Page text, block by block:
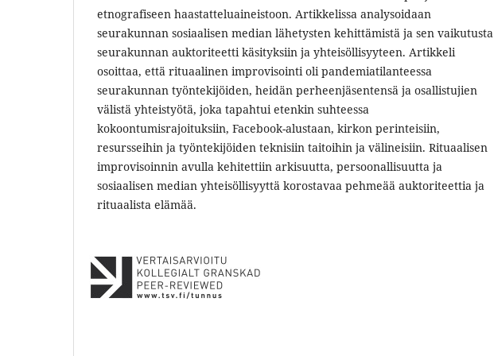
etnografiseen haastatteluaineistoon. Artikkelissa analysoidaan
seurakunnan sosiaalisen median lähetysten kehittämistä ja sen vaikutusta
seurakunnan auktoriteetti käsityksiin ja yhteisöllisyyteen. Artikkeli
osoittaa, että rituaalinen improvisointi oli pandemiatilanteessa
seurakunnan työntekijöiden, heidän perheenjäsentensä ja osallistujien
välistä yhteistyötä, joka tapahtui etenkin suhteessa
kokoontumisrajoituksiin, Facebook-alustaan, kirkon perinteisiin,
resursseihin ja työntekijöiden teknisiin taitoihin ja välineisiin. Rituaalisen
improvisoinnin avulla kehitettiin arkisuutta, persoonallisuutta ja
sosiaalisen median yhteisöllisyyttä korostavaa pehmeää auktoriteettia ja
rituaalista elämää.